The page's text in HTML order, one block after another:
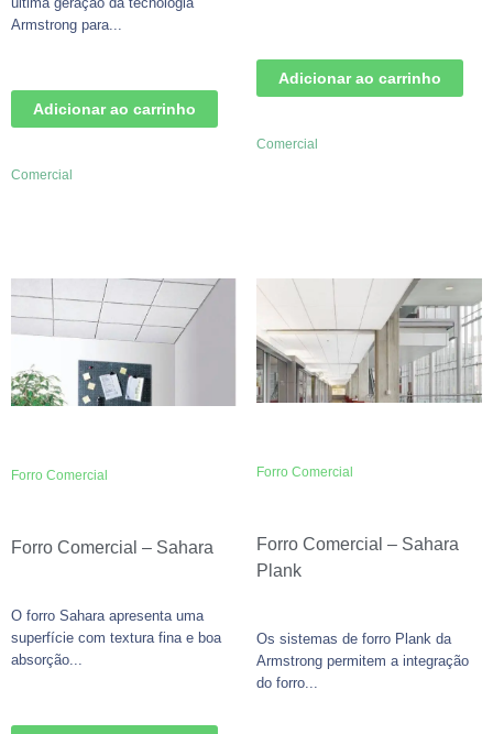
Armstrong para...
Adicionar ao carrinho
Comercial
Adicionar ao carrinho
Comercial
Forro Comercial
Forro Comercial – Sahara
O forro Sahara apresenta uma
superfície com textura fina e boa
absorção...
Forro Comercial
Forro Comercial – Sahara
Plank
Os sistemas de forro Plank da
Armstrong permitem a integração
do forro...